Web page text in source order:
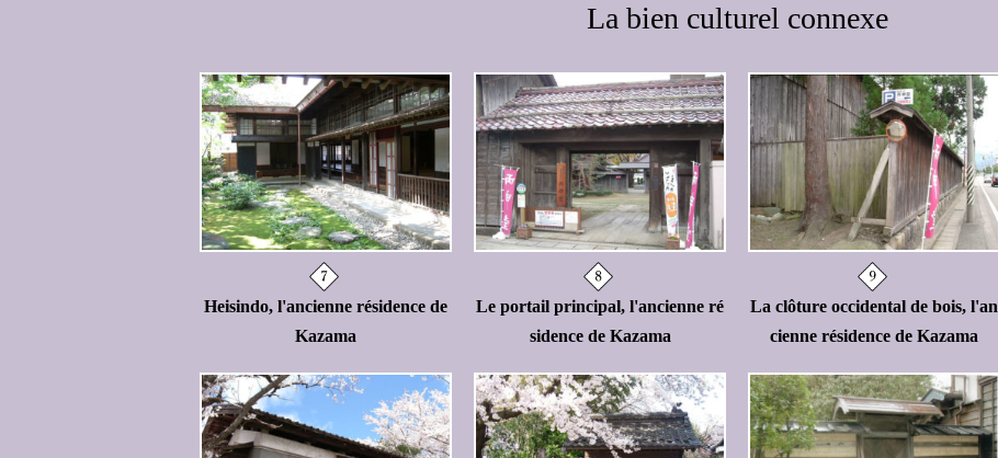
La bien culturel connexe
Heisindo, l'ancienne résidence de
Kazama
Le portail principal, l'ancienne ré
sidence de Kazama
La clôture occidental de bois, l'an
cienne résidence de Kazama